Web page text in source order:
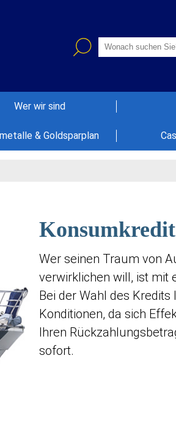
Wer wir sind
& Goldsparplan
Konsumkredit
Wer seinen Traum von
verwirklichen will, ist mit
Bei der Wahl des
Konditionen, da sich
Ihren
sofort.